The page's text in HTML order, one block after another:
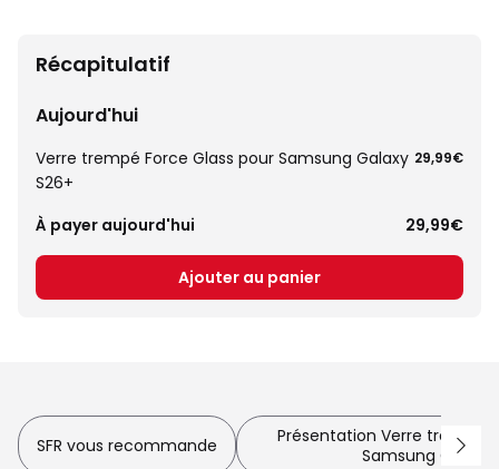
Récapitulatif
Aujourd'hui
Verre trempé Force Glass pour Samsung Galaxy
S26+
29,99€
À payer aujourd'hui 29,99€
Ajouter au panier
SFR vous recommande
Présentation Verre trempé
Samsung Galaxy